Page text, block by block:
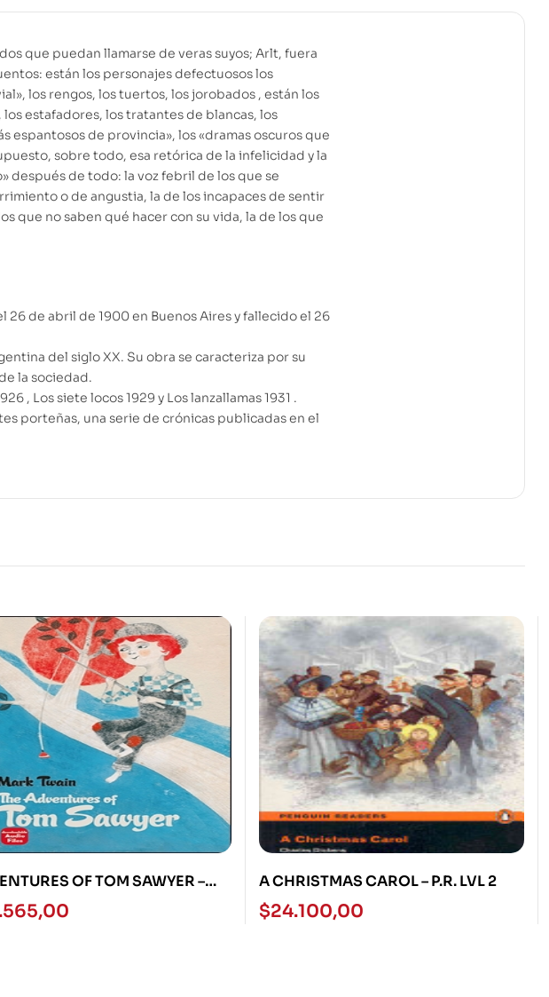
que puedan llamarse de veras suyos; Arlt, fuera
están los personajes defectuosos los
los rengos, los tuertos, los jorobados , están los
estafadores, los tratantes de blancas, los
espantosos de provincia», los «dramas oscuros que
sobre todo, esa retórica de la infelicidad y la
después de todo: la voz febril de los que se
o de angustia, la de los incapaces de sentir
que no saben qué hacer con su vida, la de los que
de abril de 1900 en Buenos Aires y fallecido el 26
del siglo XX. Su obra se caracteriza por su
la sociedad.
, Los siete locos 1929 y Los lanzallamas 1931 .
porteñas, una serie de crónicas publicadas en el
OF TOM SAWYER –
HUB READERS 2 (A2
A CHRISTMAS CAROL – P.R. LVL 2
$24.100,00